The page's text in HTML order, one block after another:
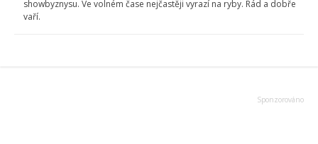
showbyznysu. Ve volném čase nejčastěji vyrazí na ryby. Rád a dobře
vaří.